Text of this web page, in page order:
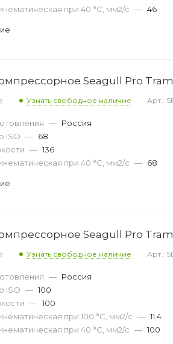
при 40 °С, мм2/с — 46
Seagull Pro
Узнать свободное наличие Арт.:
— Россия
ISO — 68
— 136
при 40 °С, мм2/с — 68
Seagull Pro
Узнать свободное наличие Арт.:
— Россия
ISO — 100
— 100
при 100 °С, мм2/с — 11.4
при 40 °С, мм2/с — 100